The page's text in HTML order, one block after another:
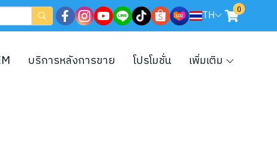
TH 0
บริการหลังการขาย โปรโมชั่น เพิ่มเติม